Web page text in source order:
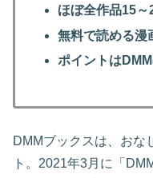
ほぼ全作品15
無料で読める漫
ポイントは
DMMブックスは、おな
ト。2021年3月に「